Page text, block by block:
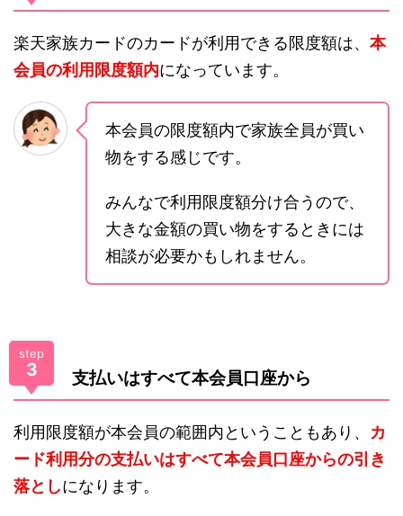
楽天家族カードのカードが利用できる限度額は、 本
会員の利用限度額内になっています。
本会員の限度額内で家族全員が買い
物をする感じです。
みんなで利用限度額分け合うので、
大きな金額の買い物をするときには
相談が必要かもしれません。
step
3 支払いはすべて本会員口座から
利用限度額が本会員の範囲内ということもあり、 カ
ード利用分の支払いはすべて本会員口座からの引き
落としになります。